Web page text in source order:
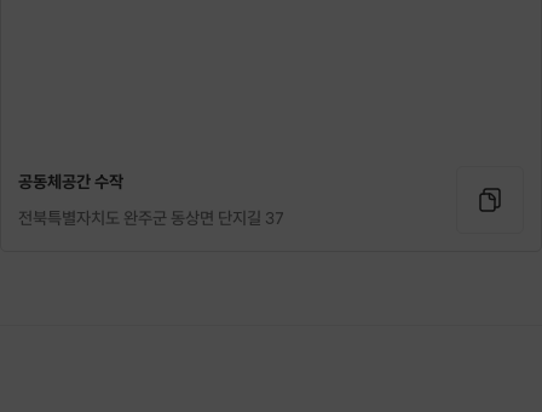
공동체공간 수작
전북특별자치도 완주군 동상면 단지길 37